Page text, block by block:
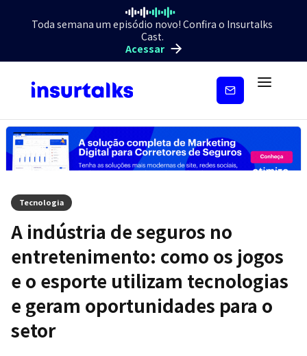
Toda semana um episódio novo! Confira o Insurtalks
Cast.
Acessar
Inscreva-
Tecnologia
A indústria de seguros no
entretenimento: como os jogos
e o esporte utilizam tecnologias
e geram oportunidades para o
setor